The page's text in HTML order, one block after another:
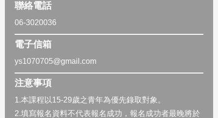
聯絡電話
06-3020036
電子信箱
ys1070705@gmail.com
注意事項
1.本課程以15-29歲之青年為優先錄取對象。
2.填寫報名資料不代表報名成功，報名成功者最晚將於